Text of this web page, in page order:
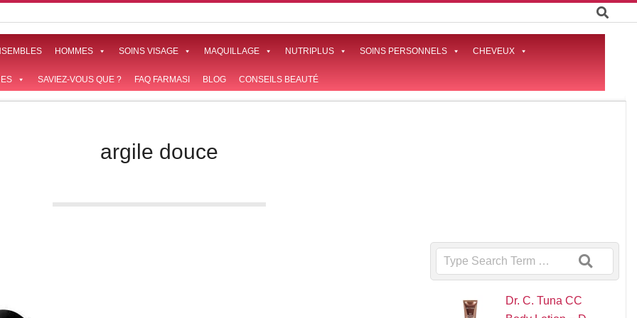
HOMMES SOINS VISAGE MAQUILLAGE NUTRIPLUS SOINS PERSONNELS CHEVEUX
SAVIEZ-VOUS QUE ? FAQ FARMASI BLOG CONSEILS BEAUTÉ
argile douce
Search
Dr. C. Tuna CC